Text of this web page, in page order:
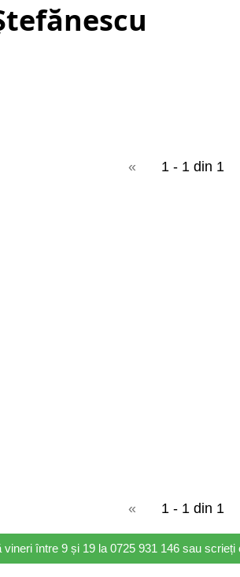
« 1 - 1 din 1
« 1 - 1 din 1
vineri între 9 și 19 la 0725 931 146 sau